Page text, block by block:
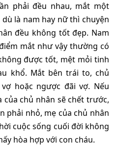
phải đều nhau, mắt một
là nam hay nữ thì chuyện
đều không tốt đẹp. Nam
mắt như vậy thường có
được tốt, mệt mỏi tinh
khổ. Mắt bên trái to, chủ
hoặc ngược đãi vợ. Nếu
của chủ nhân sẽ chết trước,
phải nhỏ, mẹ của chủ nhân
cuộc sống cuối đời không
hòa hợp với con cháu.